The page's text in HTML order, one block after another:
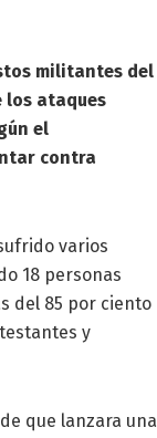
militantes del
los ataques
el
contra
varios
18 personas
del 85 por ciento
y
que lanzara una